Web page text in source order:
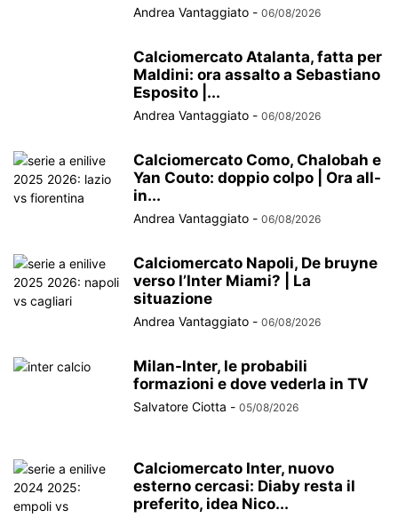
Andrea Vantaggiato - 06/08/2026
Calciomercato Atalanta, fatta per
Maldini: ora assalto a Sebastiano
Esposito |...
Andrea Vantaggiato - 06/08/2026
Calciomercato Como, Chalobah e
Yan Couto: doppio colpo | Ora all-
in...
Andrea Vantaggiato - 06/08/2026
Calciomercato Napoli, De bruyne
verso l’Inter Miami? | La
situazione
Andrea Vantaggiato - 06/08/2026
Milan-Inter, le probabili
formazioni e dove vederla in TV
Salvatore Ciotta - 05/08/2026
Calciomercato Inter, nuovo
esterno cercasi: Diaby resta il
preferito, idea Nico...